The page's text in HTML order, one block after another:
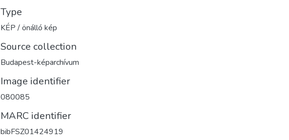
Type
KÉP / önálló kép
Source collection
Budapest-képarchívum
Image identifier
080085
MARC identifier
bibFSZ01424919